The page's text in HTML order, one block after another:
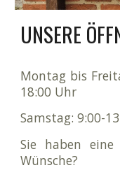
UNSERE
Montag bis
18:00 Uhr
Samstag: 9:00-
Sie haben eine
Wünsche?